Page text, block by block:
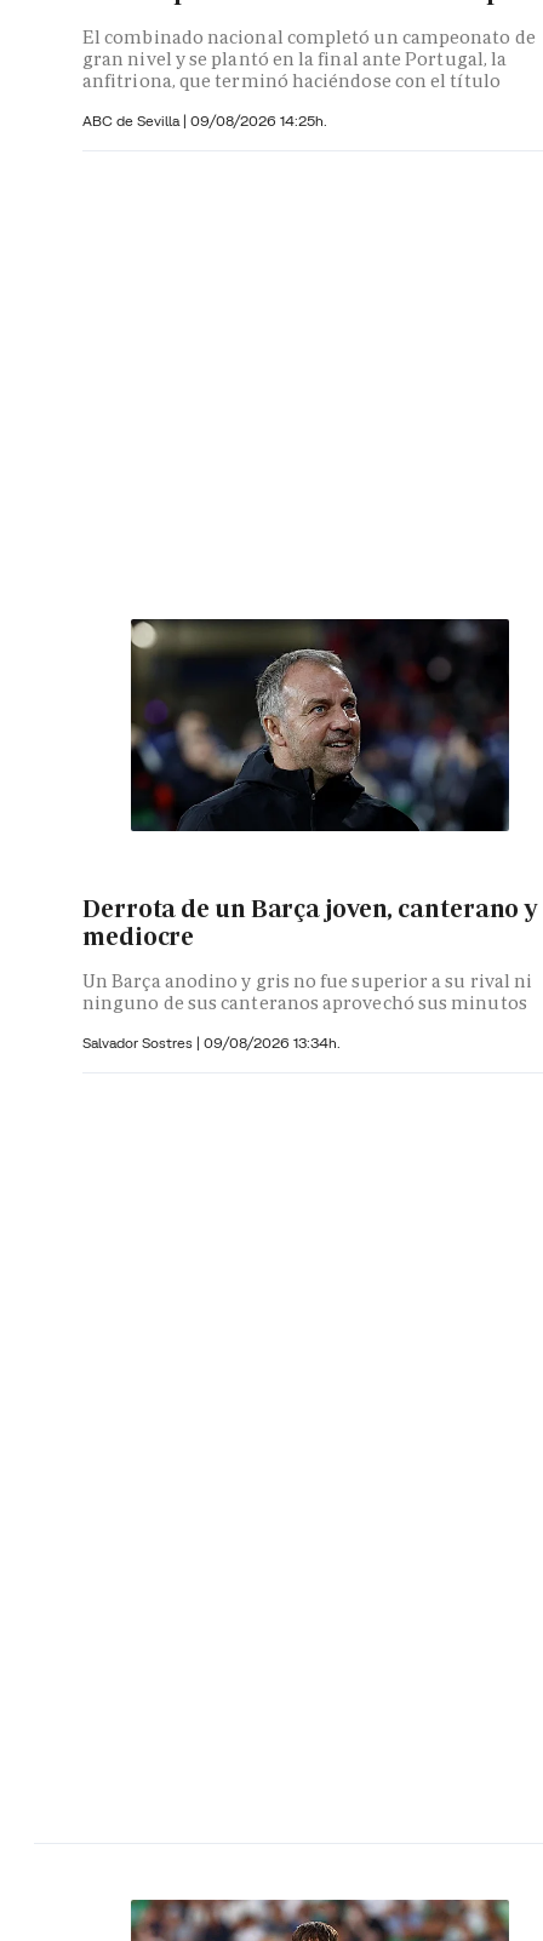
El combinado nacional completó un campeonato de
gran nivel y se plantó en la final ante Portugal, la
anfitriona, que terminó haciéndose con el título
ABC de Sevilla | 09/08/2026 14:25h.
Derrota de un Barça joven, canterano y
mediocre
Un Barça anodino y gris no fue superior a su rival ni
ninguno de sus canteranos aprovechó sus minutos
Salvador Sostres | 09/08/2026 13:34h.